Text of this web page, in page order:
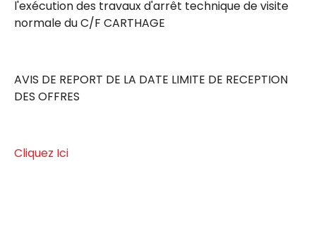
l'exécution des travaux d'arrêt technique de visite
normale du C/F CARTHAGE
AVIS DE REPORT DE LA DATE LIMITE DE RECEPTION
DES OFFRES
Cliquez Ici